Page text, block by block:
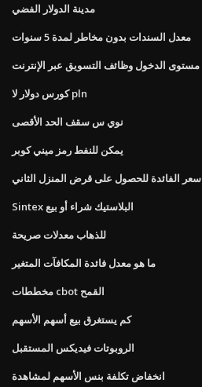
مدينة الدولار الفضي
معدل السندات بدون مخاطر لمدة 5 سنوات
مستوى الدخول وظائف التسويق عبر الإنترنت
كورس دولار لا pln
نوي س سقف الحد الأقصى
يمكن للنفط رمز ميني كوبر
سعر الفائدة للحصول على قرض المنزل الثاني
Sintex البلاستيك شراء أو بيع
للذهاب معدلات صريحة
ما هو معدل فائدة المكافآت المتغير
مخططات cbot القمح
كم يستغرق بيع أسهم الأسهم
الروبوتات فيديكس المستقبل
انخفاض تكلفة بنس الأسهم لمشاهدة